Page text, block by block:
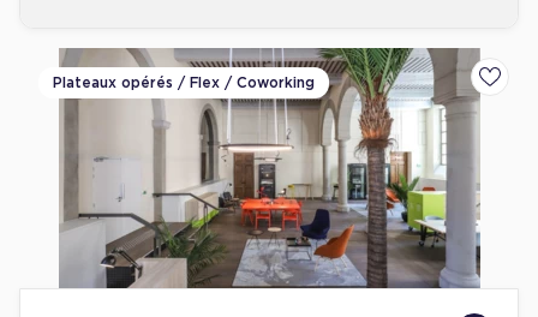
Plateaux opérés / Flex / Coworking